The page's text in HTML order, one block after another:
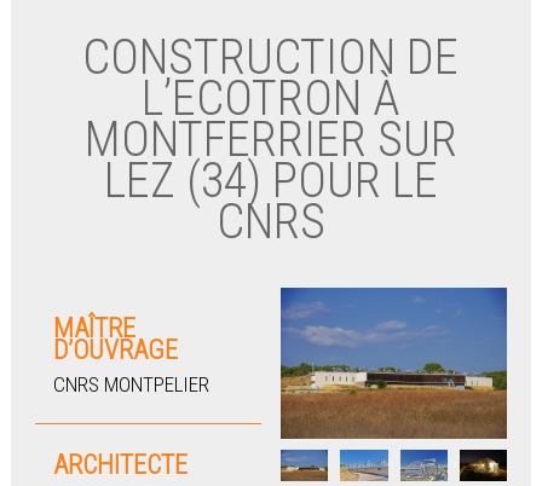
CONSTRUCTION DE
L’ECOTRON À
MONTFERRIER SUR
LEZ (34) POUR LE
CNRS
MAÎTRE
D’OUVRAGE
CNRS MONTPELIER
ARCHITECTE